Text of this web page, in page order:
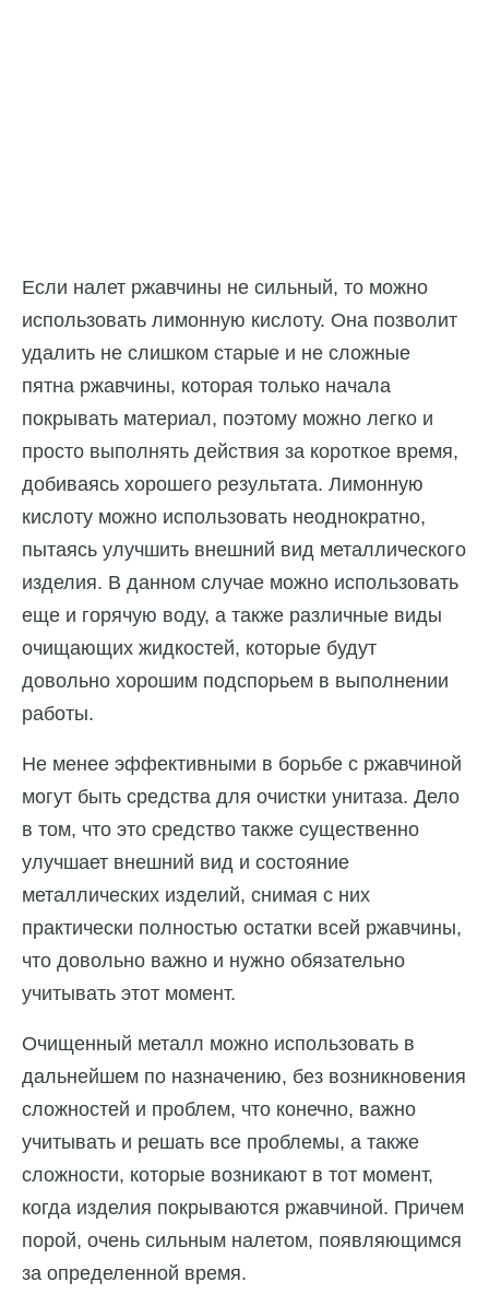
Если налет ржавчины не сильный, то можно
использовать лимонную кислоту. Она позволит
удалить не слишком старые и не сложные
пятна ржавчины, которая только начала
покрывать материал, поэтому можно легко и
просто выполнять действия за короткое время,
добиваясь хорошего результата. Лимонную
кислоту можно использовать неоднократно,
пытаясь улучшить внешний вид металлического
изделия. В данном случае можно использовать
еще и горячую воду, а также различные виды
очищающих жидкостей, которые будут
довольно хорошим подспорьем в выполнении
работы.
Не менее эффективными в борьбе с ржавчиной
могут быть средства для очистки унитаза. Дело
в том, что это средство также существенно
улучшает внешний вид и состояние
металлических изделий, снимая с них
практически полностью остатки всей ржавчины,
что довольно важно и нужно обязательно
учитывать этот момент.
Очищенный металл можно использовать в
дальнейшем по назначению, без возникновения
сложностей и проблем, что конечно, важно
учитывать и решать все проблемы, а также
сложности, которые возникают в тот момент,
когда изделия покрываются ржавчиной. Причем
порой, очень сильным налетом, появляющимся
за определенной время.